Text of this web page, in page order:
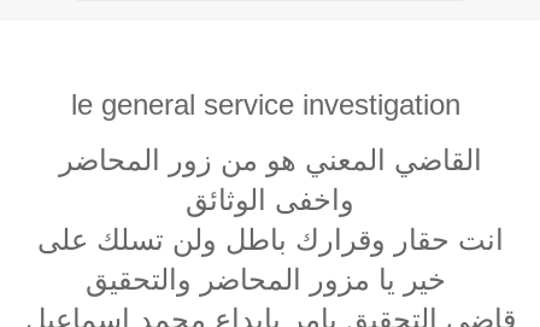
le general service investigation
القاضي المعني هو من زور المحاضر
واخفى الوثائق
انت حقار وقرارك باطل ولن تسلك على
قاضي التحقيق يامر بايداع محمد اسماعيل